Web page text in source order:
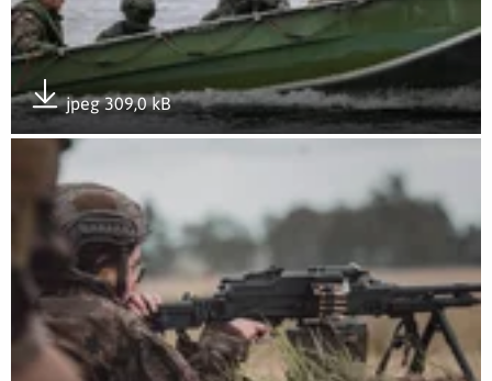
jpeg 309,0 kB
Otwórz załącznik Ognista Burza 26